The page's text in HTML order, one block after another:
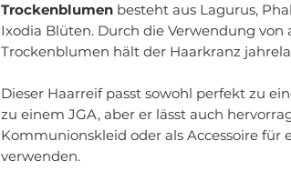
Trockenblumen besteht aus Lagurus,
Ixodia Blüten. Durch die Verwendung von
Trockenblumen hält der Haarkranz
Dieser Haarreif passt sowohl perfekt zu
zu einem JGA, aber er lässt auch
Kommunionskleid oder als Accessoire für
verwenden.